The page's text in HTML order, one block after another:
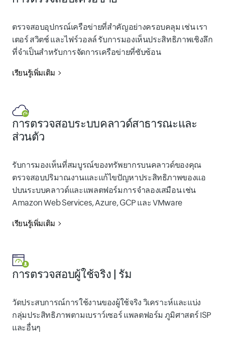
ตรวจสอบอุปกรณ์เครือข่ายที่สำคัญอย่างครอบคลุม เช่น เรา
เตอร์ สวิตช์ และไฟร์วอลล์ รับการมองเห็นประสิทธิภาพเชิงลึก
ที่จำเป็นสำหรับการจัดการเครือข่ายที่ซับซ้อน
เรียนรู้เพิ่มเติม
การตรวจสอบระบบคลาวด์สาธารณะและ
ส่วนตัว
รับการมองเห็นที่สมบูรณ์ของทรัพยากรบนคลาวด์ของคุณ
ตรวจสอบปริมาณงานและแก้ไขปัญหาประสิทธิภาพของแอ
ปบนระบบคลาวด์และแพลตฟอร์มการจำลองเสมือน เช่น
Amazon Web Services, Azure, GCP และ VMware
เรียนรู้เพิ่มเติม
การตรวจสอบผู้ใช้จริง | รัม
วัดประสบการณ์การใช้งานของผู้ใช้จริง วิเคราะห์และแบ่ง
กลุ่มประสิทธิภาพตามเบราว์เซอร์ แพลตฟอร์ม ภูมิศาสตร์ ISP
และอื่นๆ